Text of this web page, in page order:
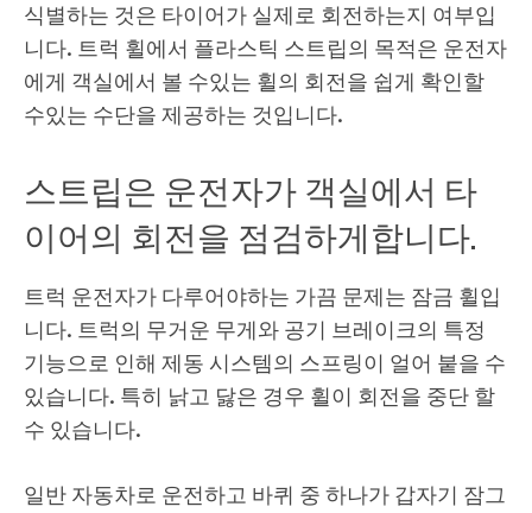
식별하는 것은 타이어가 실제로 회전하는지 여부입
니다. 트럭 휠에서 플라스틱 스트립의 목적은 운전자
에게 객실에서 볼 수있는 휠의 회전을 쉽게 확인할
수있는 수단을 제공하는 것입니다.
스트립은 운전자가 객실에서 타
이어의 회전을 점검하게합니다.
트럭 운전자가 다루어야하는 가끔 문제는 잠금 휠입
니다. 트럭의 무거운 무게와 공기 브레이크의 특정
기능으로 인해 제동 시스템의 스프링이 얼어 붙을 수
있습니다. 특히 낡고 닳은 경우 휠이 회전을 중단 할
수 있습니다.
일반 자동차로 운전하고 바퀴 중 하나가 갑자기 잠그